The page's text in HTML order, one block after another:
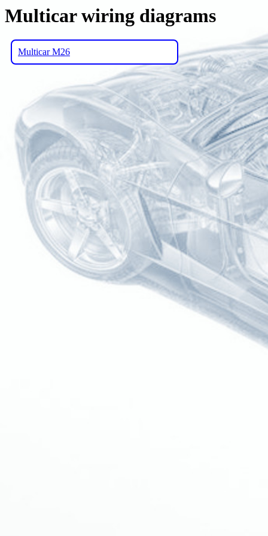
Multicar wiring diagrams
Multicar M26